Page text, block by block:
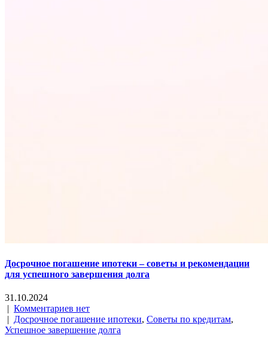
Досрочное погашение ипотеки – советы и рекомендации
для успешного завершения долга
31.10.2024
| Комментариев нет
| Досрочное погашение ипотеки, Советы по кредитам,
Успешное завершение долга